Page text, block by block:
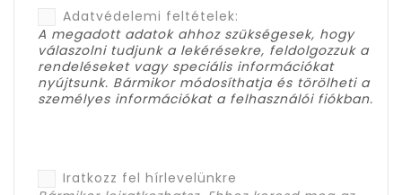
Adatvédelemi feltételek:
A megadott adatok ahhoz szükségesek, hogy
válaszolni tudjunk a lekérésekre, feldolgozzuk a
rendeléseket vagy speciális információkat
nyújtsunk. Bármikor módosíthatja és törölheti a
személyes információkat a felhasználói fiókban.
Iratkozz fel hírlevelünkre